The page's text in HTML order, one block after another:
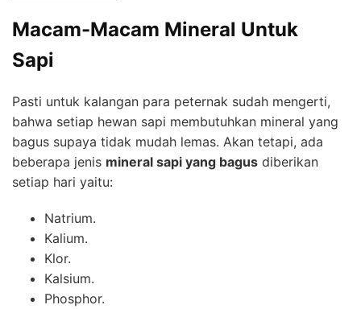
Macam-Macam Mineral Untuk
Sapi
Pasti untuk kalangan para peternak sudah mengerti,
bahwa setiap hewan sapi membutuhkan mineral yang
bagus supaya tidak mudah lemas. Akan tetapi, ada
beberapa jenis mineral sapi yang bagus diberikan
setiap hari yaitu:
Natrium.
Kalium.
Klor.
Kalsium.
Phosphor.